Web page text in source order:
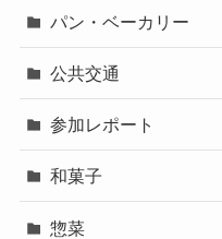
パン・ベーカリー
公共交通
参加レポート
和菓子
惣菜